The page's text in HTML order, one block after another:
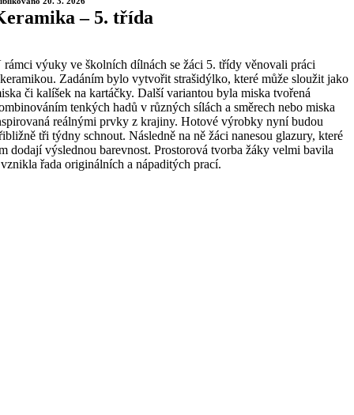
– 5. třída
rámci výuky ve školních dílnách se žáci 5. třídy věnovali práci
Zadáním bylo vytvořit strašidýlko, které může sloužit jako
či kalíšek na kartáčky. Další variantou byla miska tvořená
tenkých hadů v různých sílách a směrech nebo miska
reálnými prvky z krajiny. Hotové výrobky nyní budou
tři týdny schnout. Následně na ně žáci nanesou glazury, které
dodají výslednou barevnost. Prostorová tvorba žáky velmi bavila
řada originálních a nápaditých prací.